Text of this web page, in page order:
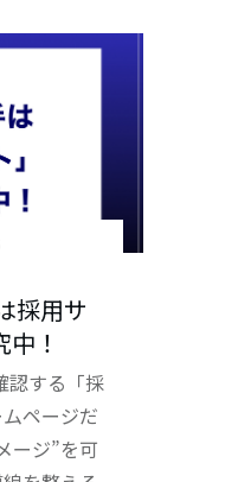
採用サ
！
認する「採
ページだ
ージ”を可